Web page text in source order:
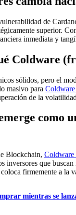
de
superior.
inmediata y
Coldware
sólidos, pero el
masivo para
de la
como
Blockchain,
inversores que
firmemente a la
mientras se